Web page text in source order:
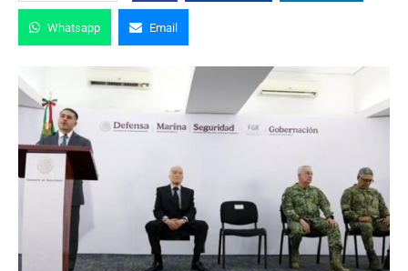
Whatsapp Email